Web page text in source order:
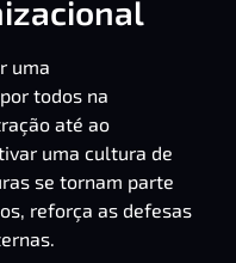
uma
por todos na
até ao
uma cultura de
se tornam parte
reforça as defesas